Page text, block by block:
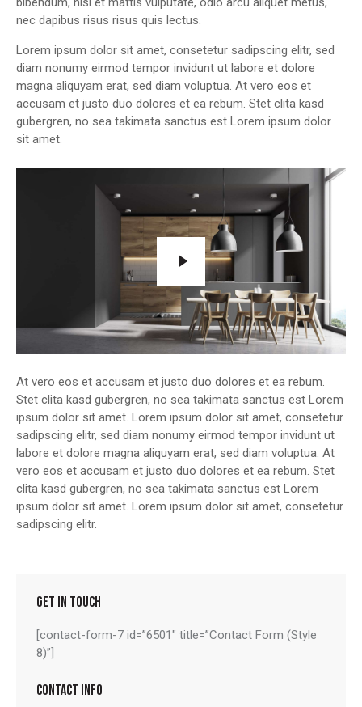
nec dapibus risus risus quis lectus.
Lorem ipsum dolor sit amet, consetetur sadipscing elitr, sed
diam nonumy eirmod tempor invidunt ut labore et dolore
magna aliquyam erat, sed diam voluptua. At vero eos et
accusam et justo duo dolores et ea rebum. Stet clita kasd
gubergren, no sea takimata sanctus est Lorem ipsum dolor
sit amet.
At vero eos et accusam et justo duo dolores et ea rebum.
Stet clita kasd gubergren, no sea takimata sanctus est Lorem
ipsum dolor sit amet. Lorem ipsum dolor sit amet, consetetur
sadipscing elitr, sed diam nonumy eirmod tempor invidunt ut
labore et dolore magna aliquyam erat, sed diam voluptua. At
vero eos et accusam et justo duo dolores et ea rebum. Stet
clita kasd gubergren, no sea takimata sanctus est Lorem
ipsum dolor sit amet. Lorem ipsum dolor sit amet, consetetur
sadipscing elitr.
GET IN TOUCH
[contact-form-7 id=”6501″ title=”Contact Form (Style
8)”]
CONTACT INFO